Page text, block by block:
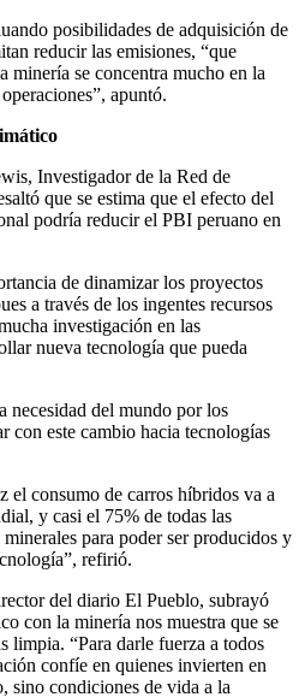
posibilidades de adquisición de
reducir las emisiones, “que
minería se concentra mucho en la
apuntó.
Investigador de la Red de
que se estima que el efecto del
podría reducir el PBI peruano en
de dinamizar los proyectos
a través de los ingentes recursos
investigación en las
nueva tecnología que pueda
necesidad del mundo por los
con este cambio hacia tecnologías
el consumo de carros híbridos va a
y casi el 75% de todas las
para poder ser producidos y
refirió.
del diario El Pueblo, subrayó
con la minería nos muestra que se
limpia. “Para darle fuerza a todos
confíe en quienes invierten en
sino condiciones de vida a la